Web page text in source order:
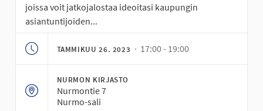
joissa voit jatkojalostaa ideoitasi kaupungin
asiantuntijoiden...
TAMMIKUU 26. 2023 · 17:00 - 19:00
NURMON KIRJASTO
Nurmontie 7
Nurmo-sali